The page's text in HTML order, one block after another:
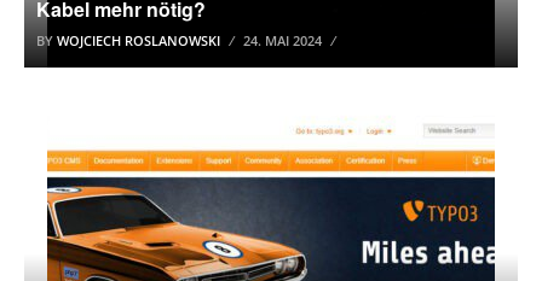
Kabel mehr nötig?
BY WOJCIECH ROSLANOWSKI 24. MAI 2024